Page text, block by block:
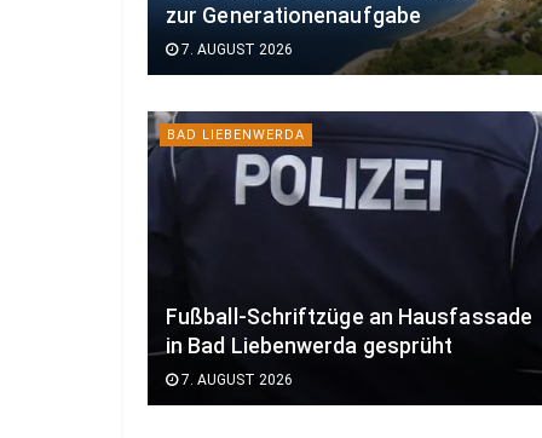
zur Generationenaufgabe
7. AUGUST 2026
BAD LIEBENWERDA
Fußball-Schriftzüge an Hausfassade
in Bad Liebenwerda gesprüht
7. AUGUST 2026